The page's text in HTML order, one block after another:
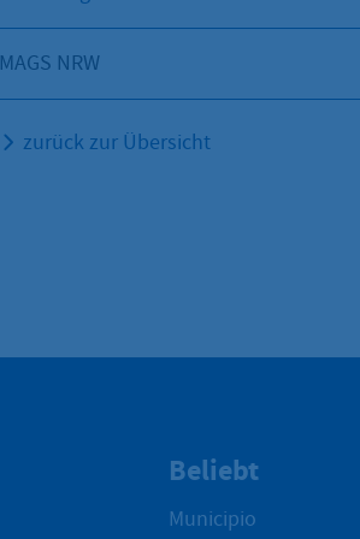
MAGS NRW
zurück zur Übersicht
Beliebt
Municipio